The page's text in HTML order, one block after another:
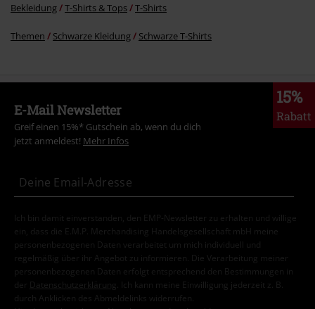
Bekleidung T-Shirts & Tops T-Shirts
Themen Schwarze Kleidung Schwarze T-Shirts
15%
Rabatt
E-Mail Newsletter
Greif einen 15%* Gutschein ab, wenn du dich
jetzt anmeldest! Mehr Infos
Ich bin damit einverstanden, den EMP-Newsletter zu erhalten und willige
ein, dass die E.M.P. Merchandising Handelsgesellschaft mbH meine
personenbezogenen Daten verarbeitet um mich individuell und
regelmäßig über ihr Angebot zu informieren. Die Verarbeitung meiner
personenbezogenen Daten erfolgt entsprechend den Bestimmungen in
der
Datenschutzerklärung
. Ich kann meine Einwilligung jederzeit z. B.
durch Anklicken des Abmeldelinks widerrufen.